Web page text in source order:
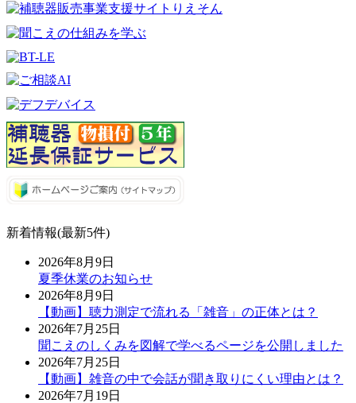
新着情報(最新5件)
2026年8月9日
夏季休業のお知らせ
2026年8月9日
【動画】聴力測定で流れる「雑音」の正体とは？
2026年7月25日
聞こえのしくみを図解で学べるページを公開しました
2026年7月25日
【動画】雑音の中で会話が聞き取りにくい理由とは？
2026年7月19日